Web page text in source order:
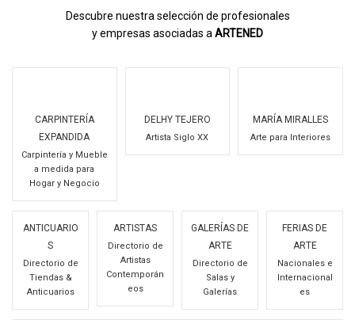
Descubre nuestra selección de profesionales
y empresas asociadas a ARTENED
CARPINTERÍA
EXPANDIDA
Carpintería y Mueble
a medida para
Hogar y Negocio
DELHY TEJERO
Artista Siglo XX
MARÍA MIRALLES
Arte para Interiores
ANTICUARIO
S
Directorio de
Tiendas &
Anticuarios
ARTISTAS
Directorio de
Artistas
Contemporán
eos
GALERÍAS DE
ARTE
Directorio de
Salas y
Galerías
FERIAS DE
ARTE
Nacionales e
Internacional
es